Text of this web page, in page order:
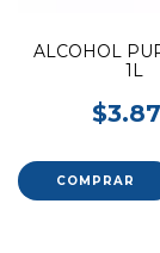
ALCOHOL
1L